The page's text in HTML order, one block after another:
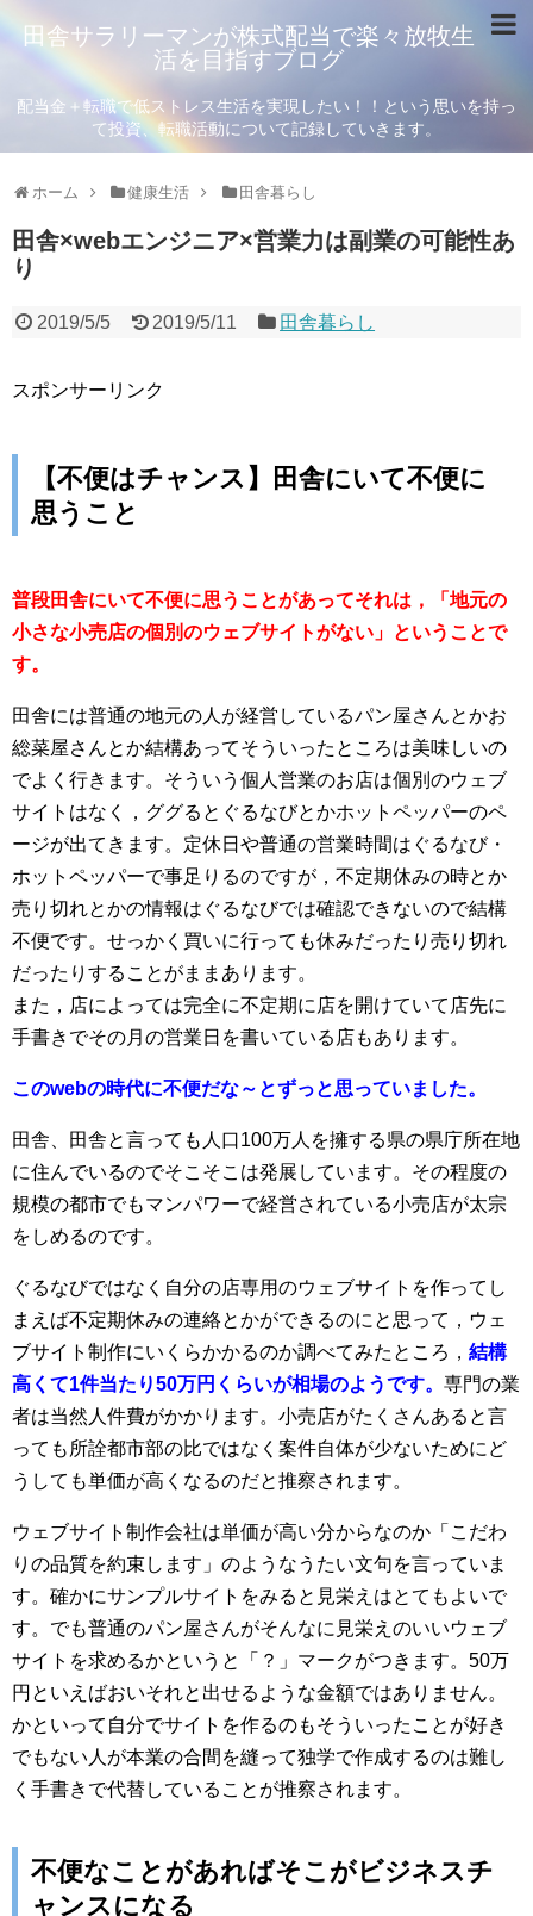
田舎サラリーマンが株式配当で楽々放牧生
活を目指すブログ
配当金＋転職で低ストレス生活を実現したい！！という思いを持っ
て投資、転職活動について記録していきます。
ホーム 健康生活 田舎暮らし
田舎×webエンジニア×営業力は副業の可能性あ
り
2019/5/5 2019/5/11 田舎暮らし
スポンサーリンク
【不便はチャンス】田舎にいて不便に
思うこと
普段田舎にいて不便に思うことがあってそれは，「地元の
小さな小売店の個別のウェブサイトがない」ということで
す。
田舎には普通の地元の人が経営しているパン屋さんとかお
総菜屋さんとか結構あってそういったところは美味しいの
でよく行きます。そういう個人営業のお店は個別のウェブ
サイトはなく，ググるとぐるなびとかホットペッパーのペ
ージが出てきます。定休日や普通の営業時間はぐるなび・
ホットペッパーで事足りるのですが，不定期休みの時とか
売り切れとかの情報はぐるなびでは確認できないので結構
不便です。せっかく買いに行っても休みだったり売り切れ
だったりすることがままあります。
また，店によっては完全に不定期に店を開けていて店先に
手書きでその月の営業日を書いている店もあります。
このwebの時代に不便だな～とずっと思っていました。
田舎、田舎と言っても人口100万人を擁する県の県庁所在地
に住んでいるのでそこそこは発展しています。その程度の
規模の都市でもマンパワーで経営されている小売店が太宗
をしめるのです。
ぐるなびではなく自分の店専用のウェブサイトを作ってし
まえば不定期休みの連絡とかができるのにと思って，ウェ
ブサイト制作にいくらかかるのか調べてみたところ， 結構
高くて1件当たり50万円くらいが相場のようです。 専門の業
者は当然人件費がかかります。小売店がたくさんあると言
っても所詮都市部の比ではなく案件自体が少ないためにど
うしても単価が高くなるのだと推察されます。
ウェブサイト制作会社は単価が高い分からなのか「こだわ
りの品質を約束します」のようなうたい文句を言っていま
す。確かにサンプルサイトをみると見栄えはとてもよいで
す。でも普通のパン屋さんがそんなに見栄えのいいウェブ
サイトを求めるかというと「？」マークがつきます。50万
円といえばおいそれと出せるような金額ではありません。
かといって自分でサイトを作るのもそういったことが好き
でもない人が本業の合間を縫って独学で作成するのは難し
く手書きで代替していることが推察されます。
不便なことがあればそこがビジネスチ
ャンスになる